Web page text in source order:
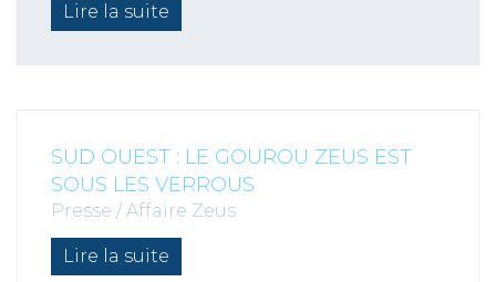
Lire la suite
SUD OUEST : LE GOUROU ZEUS EST
SOUS LES VERROUS
Presse / Affaire Zeus
Lire la suite